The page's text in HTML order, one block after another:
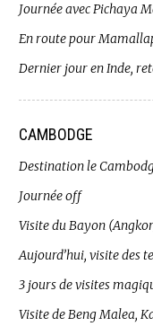
Journée avec Pichaya
En route pour
Dernier jour en Inde,
CAMBODGE
Destination le
Journée off
Visite du Bayon
Aujourd’hui, visite des
3 jours de visites
Visite de Beng Malea,